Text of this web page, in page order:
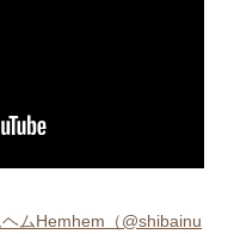
ムHemhem（@shibainu